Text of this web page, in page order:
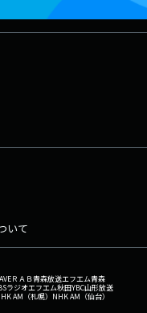
いて
ＲＡＢ青森放送エフエム青森
ラジオエフエム秋田YBC山形放送
AM（札幌） NHK AM（仙台）